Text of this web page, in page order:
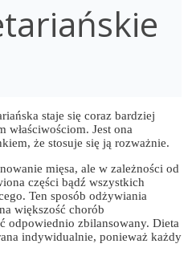
staje się coraz bardziej
właściwościom. Jest ona
że stosuje się ją rozważnie.
mięsa, ale w zależności od
części bądź wszystkich
Ten sposób odżywiania
większość chorób
odpowiednio zbilansowany. Dieta
indywidualnie, ponieważ każdy